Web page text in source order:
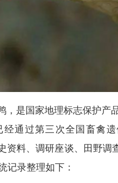
，是国家地理标志保护
通过第三次全国畜禽
料、调研座谈、田野调
记录整理如下：